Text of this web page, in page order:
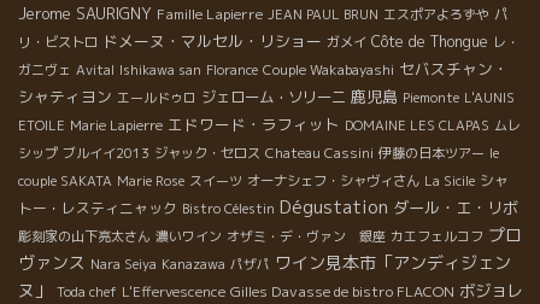
Jerome SAURIGNY Famille Lapierre JEAN PAUL BRUN エスポアよろずや パ
リ・ビストロ ドメーヌ・マルセル・リショー ガメイ Côte de Thongue レ・
ガニヴェ Avital Ishikawa san Florance Couple Wakabayashi セバスチャン・
シャティヨン エールドゥロ ジェローム・ソリーニ 鹿児島 Piemonte L'AUNIS
ETOILE Marie Lapierre エドワード・ラフィット DOMAINE LES CLAPAS ムレ
シップ ブルイイ2013 ジャック・セロス Chateau Cassini 伊藤の日本ツアー le
couple SAKATA Marie Rose スイーツ オーナシェフ・シャヴィさん La Sicile シャ
トー・レスティニャック Bistro Célestin Dégustation ダール・エ・リボ
彫刻家の山下亮太さん 濃いワイン オザミ・デ・ヴァン 銀座 カエフェルコフ プロ
ヴァンス Nara Seiya Kanazawa パザパ ワイン見本市「アンディジェン
ヌ」
Toda chef L'Effervescence Gilles Davasse de bistro FLACON ボジョレ